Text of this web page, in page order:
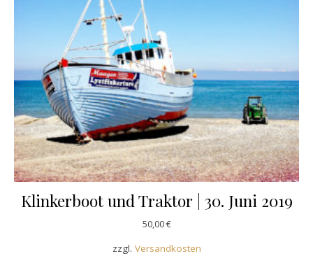
Klinkerboot und Traktor | 30. Juni 2019
50,00€
zzgl. Versandkosten